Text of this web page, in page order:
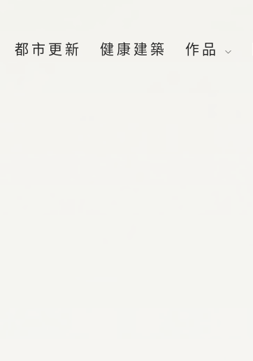
都市更新 健康建築 作品